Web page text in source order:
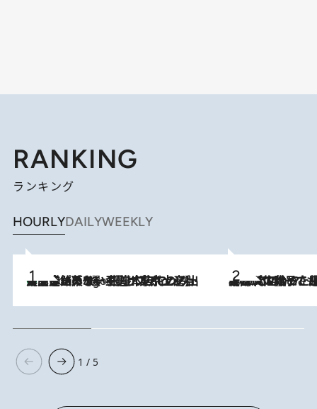
RANKING
ランキング
HOURLYDAILYWEEKLY
5 Hours Ago
【間違いのない王道・東京土産】資生堂パーラー 銀座本店でのみ出会える銘菓5選《極上プディング・濃厚チーズケーキ・ボンボンショコラほか》 2026.8.5
【阿川佐和子さんの年とる力】なぜ70代で始めた趣味は“こんなに楽しい”のか？ ピアノ、俳句…スランプに陥っても続けられる“ある秘訣”とは
1 / 5